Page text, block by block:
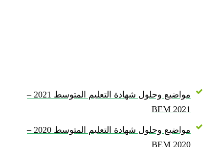
مواضيع وحلول شهادة التعليم المتوسط 2021 –
BEM 2021
مواضيع وحلول شهادة التعليم المتوسط 2020 –
BEM 2020